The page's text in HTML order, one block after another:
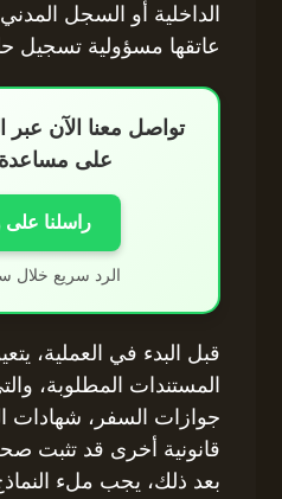
الداخلية أو السجل
عاتقها مسؤولية تسجيل
تواصل معنا الآن
على
راسلنا
الرد سريع خلال
قبل البدء في العملية،
المستندات المطلوبة،
جوازات السفر، شهادات
قانونية أخرى قد تثبت
بعد ذلك، يجب ملء